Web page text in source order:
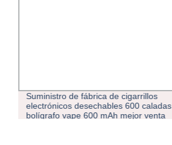
Suministro de fábrica de cigarrillos
electrónicos desechables 600 caladas
bolígrafo vape 600 mAh mejor venta